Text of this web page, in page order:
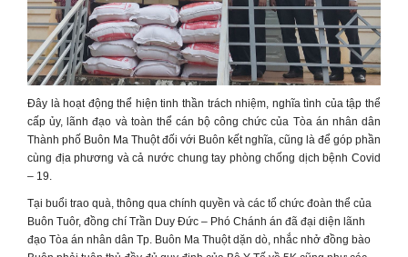
Đây là hoạt động thể hiện tinh thần trách nhiệm, nghĩa tình của tập thể
cấp ủy, lãnh đạo và toàn thể cán bộ công chức của Tòa án nhân dân
Thành phố Buôn Ma Thuột đối với Buôn kết nghĩa, cũng là để góp phần
cùng địa phương và cả nước chung tay phòng chống dịch bệnh Covid
– 19.
Tại buổi trao quà, thông qua chính quyền và các tổ chức đoàn thể của
Buôn Tuôr, đồng chí Trần Duy Đức – Phó Chánh án đã đại diện lãnh
đạo Tòa án nhân dân Tp. Buôn Ma Thuột dặn dò, nhắc nhở đồng bào